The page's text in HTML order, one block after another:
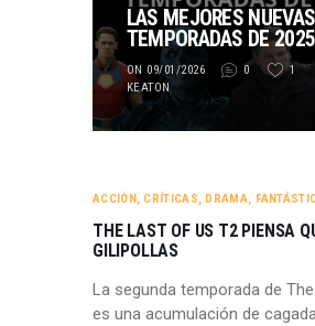
TÉRMINOS Y
LAS MEJORES NUEVAS
TEMPORADAS DE 2025
ON 09/01/2026 0
1
KEATON
ACCIÓN , CRÍTICAS, DRAMA,
THE LAST OF US T2 PIENSA
GILIPOLLAS
La segunda temporada de
es una acumulación de